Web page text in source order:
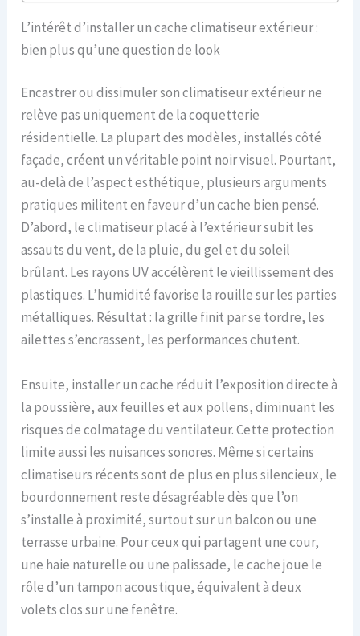
L’intérêt d’installer un cache climatiseur extérieur :
bien plus qu’une question de look
Encastrer ou dissimuler son climatiseur extérieur ne
relève pas uniquement de la coquetterie
résidentielle. La plupart des modèles, installés côté
façade, créent un véritable point noir visuel. Pourtant,
au-delà de l’aspect esthétique, plusieurs arguments
pratiques militent en faveur d’un cache bien pensé.
D’abord, le climatiseur placé à l’extérieur subit les
assauts du vent, de la pluie, du gel et du soleil
brûlant. Les rayons UV accélèrent le vieillissement des
plastiques. L’humidité favorise la rouille sur les parties
métalliques. Résultat : la grille finit par se tordre, les
ailettes s’encrassent, les performances chutent.
Ensuite, installer un cache réduit l’exposition directe à
la poussière, aux feuilles et aux pollens, diminuant les
risques de colmatage du ventilateur. Cette protection
limite aussi les nuisances sonores. Même si certains
climatiseurs récents sont de plus en plus silencieux, le
bourdonnement reste désagréable dès que l’on
s’installe à proximité, surtout sur un balcon ou une
terrasse urbaine. Pour ceux qui partagent une cour,
une haie naturelle ou une palissade, le cache joue le
rôle d’un tampon acoustique, équivalent à deux
volets clos sur une fenêtre.